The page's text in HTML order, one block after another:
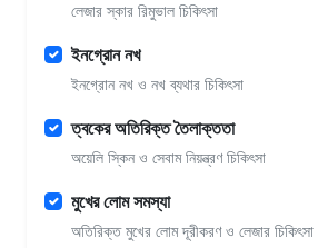
লেজার স্কার রিমুভাল চিকিৎসা
ইনগ্রোন নখ
ইনগ্রোন নখ ও নখ ব্যথার চিকিৎসা
ত্বকের অতিরিক্ত তৈলাক্ততা
অয়েলি স্কিন ও সেবাম নিয়ন্ত্রণ চিকিৎসা
মুখের লোম সমস্যা
অতিরিক্ত মুখের লোম দূরীকরণ ও লেজার চিকিৎসা